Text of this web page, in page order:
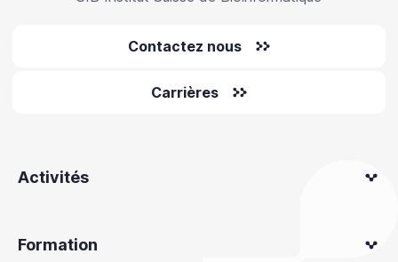
Contactez nous
Carrières
Activités
Formation